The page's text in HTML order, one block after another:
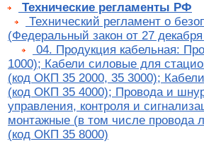
Технические регламенты РФ
Технический регламент о
(Федеральный закон от 27
04. Продукция кабельная:
1000); Кабели силовые для
(код ОКП 35 2000, 35 3000);
(код ОКП 35 4000); Провода и
управления, контроля и
монтажные (в том числе провода
(код ОКП 35 8000)